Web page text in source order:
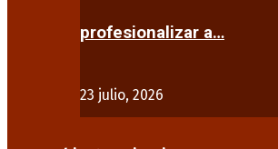
profesionalizar a…
23 julio, 2026